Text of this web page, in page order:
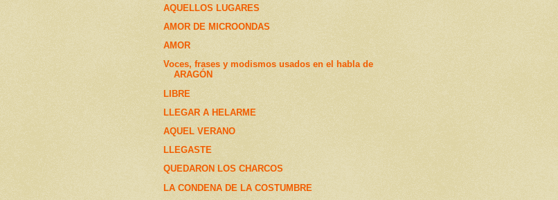
AQUELLOS LUGARES
AMOR DE MICROONDAS
AMOR
Voces, frases y modismos usados en el habla de
ARAGÓN
LIBRE
LLEGAR A HELARME
AQUEL VERANO
LLEGASTE
QUEDARON LOS CHARCOS
LA CONDENA DE LA COSTUMBRE